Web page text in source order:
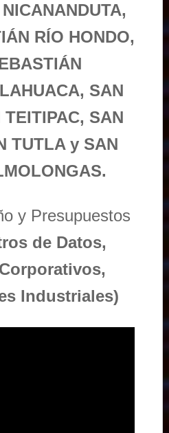
RÍO HONDO,
SAN
SAN
TUTLA y SAN
y Presupuestos
de Datos,
Industriales)